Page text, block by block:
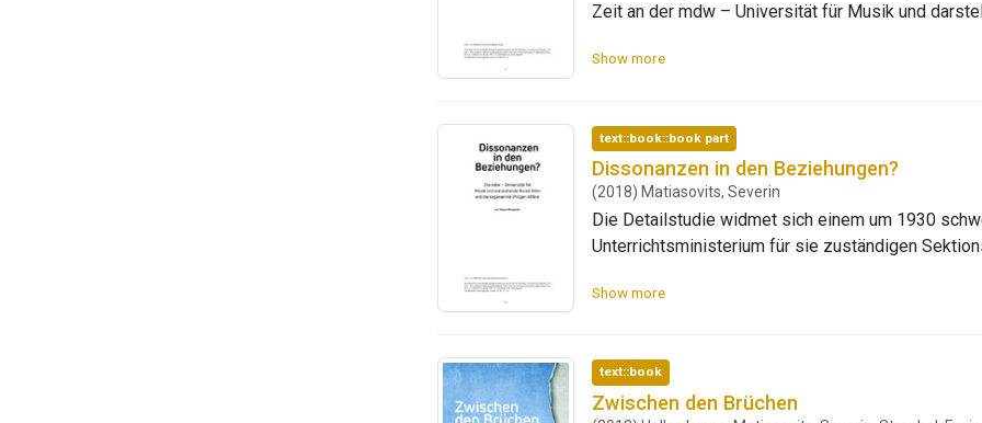
Zeit an der mdw – Universität für Musik und
um Autonomie zur Gründung einer (Fach-
Auflösung der (Fach-)Hochschule ihr Ende: Mit
die letzten Reste von Selbstbestimmung beseitigt.
Show more
text::book::book part
Dissonanzen in den Beziehungen?
(2018) Matiasovits, Severin
Die Detailstudie widmet sich einem um 1930
Unterrichtsministerium für sie zuständigen
zwischen der mdw und dem Ministerium gegeben.
ersichtlich und von welcher Bedeutung
waren.
Show more
text::book
Zwischen den Brüchen